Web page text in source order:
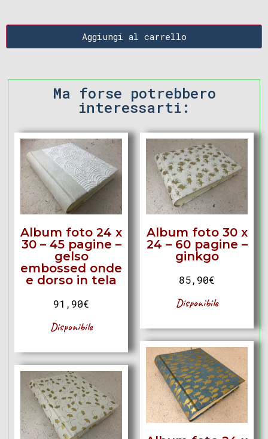
Aggiungi al carrello
Ma forse potrebbero
interessarti:
Album foto 24 x
30 – 45 pagine –
gelso
embossed onde
e dorso in tela
91,90€
Disponibile
Album foto 30 x
24 – 60 pagine –
ginkgo
85,90€
Disponibile